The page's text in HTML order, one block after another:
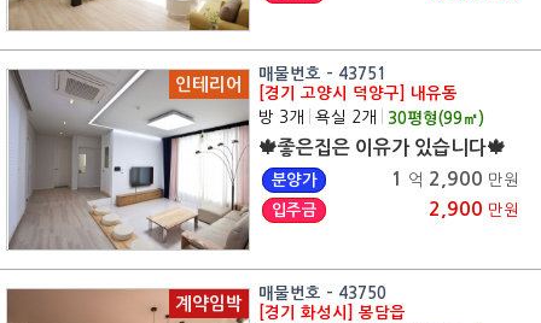
인테리어
매물번호 - 43751
[경기 고양시 덕양구] 내유동
방 3개
욕실 2개 30평형(99㎡)
🍁좋은집은 이유가 있습니다🍁
분양가 1 억 2,900 만원
입주금
2,900 만원
계약임박
매물번호 - 43750
[경기 화성시] 봉담읍